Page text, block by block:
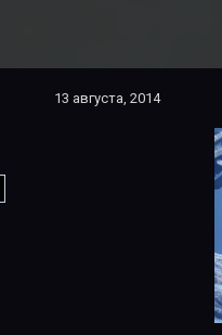
13 августа, 2014